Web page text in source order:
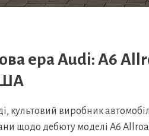
ера Audi: A6
культовий виробник
щодо дебюту моделі A6